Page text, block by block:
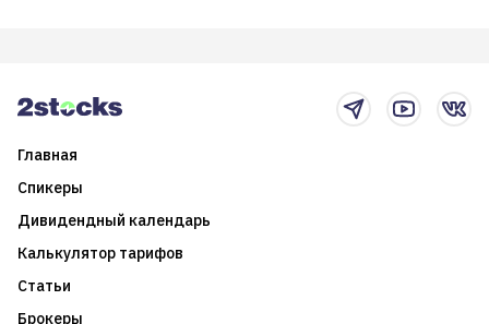
Главная
Спикеры
Дивидендный календарь
Калькулятор тарифов
Статьи
Брокеры